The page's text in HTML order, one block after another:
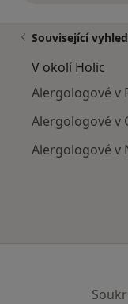
Související
V okolí Holic
Alergologové v
Alergologové v
Alergologové v